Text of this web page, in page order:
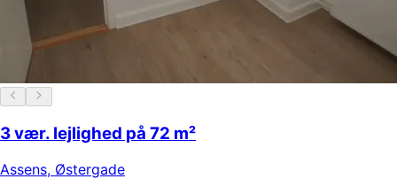
3 vær. lejlighed på 72 m²
Assens, Østergade